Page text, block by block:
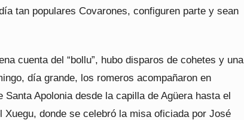
tan populares Covarones, configuren parte y sean
cuenta del “bollu”, hubo disparos de cohetes y una
día grande, los romeros acompañaron en
Santa Apolonia desde la capilla de Agüera hasta el
Xuegu, donde se celebró la misa oficiada por José